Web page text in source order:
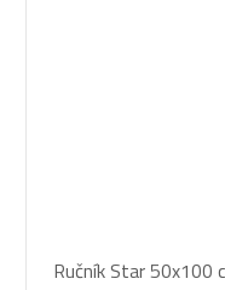
Ručník Star 50x100